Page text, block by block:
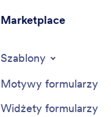
Marketplace
Szablony
Motywy formularzy
Widżety formularzy